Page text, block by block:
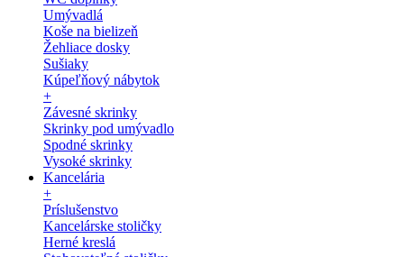
Umývadlá
Koše na bielizeň
Žehliace dosky
Sušiaky
Kúpeľňový nábytok
+
Závesné skrinky
Skrinky pod umývadlo
Spodné skrinky
Vysoké skrinky
Kancelária
+
Príslušenstvo
Kancelárske stoličky
Herné kreslá